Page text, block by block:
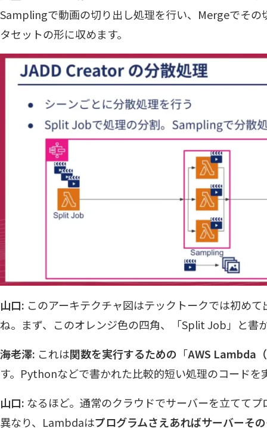
Samplingで動画の切り出し処理を行い、Mergeでその
タセットの形に収めます。
山口: このアーキテクチャ図はテックトークでは初め
ね。まず、このオレンジ色の四角、「Split Job」と書
海老澤: これは関数を実行するための 「AWS Lambda
す。Pythonなどで書かれた比較的短い処理のコードを
山口: なるほど。通常のクラウドでサーバーを立てて
異なり、Lambdaはプログラムさえあればサーバーそ